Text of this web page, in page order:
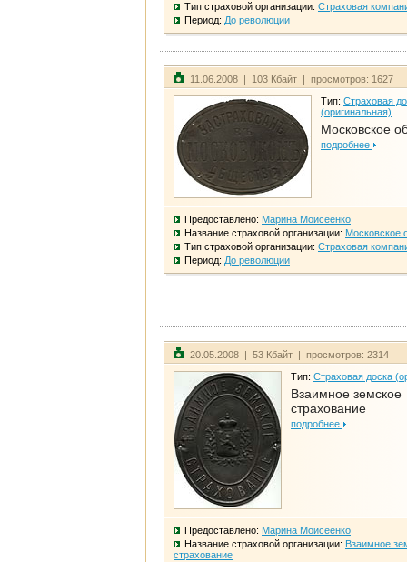
Тип страховой организации: Страховая
Период: До революции
11.06.2008 | 103 Кбайт | просмотров: 1627
Тип: Страховая
(оригинальная)
Московское
подробнее
Предоставлено: Марина Моисеенко
Название страховой организации: Московское
Тип страховой организации: Страховая
Период: До революции
20.05.2008 | 53 Кбайт | просмотров: 2314
Тип: Страховая доска
Взаимное земское
страхование
подробнее
Предоставлено: Марина Моисеенко
Название страховой организации: Взаимное
страхование